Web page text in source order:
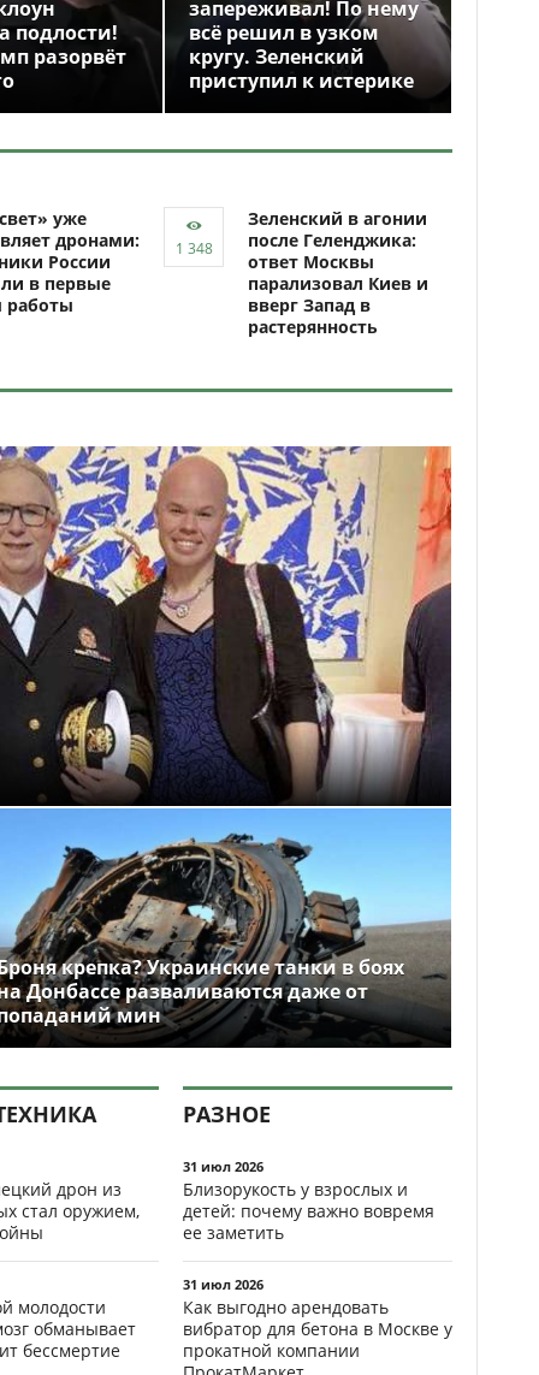
подлости!
разорвёт
запереживал! По нему
всё решил в узком
кругу. Зеленский
приступил к истерике
уже
дронами:
России
в первые
работы
Зеленский в агонии
после Геленджика:
ответ Москвы
парализовал Киев и
вверг Запад в
растерянность
крепка? Украинские танки в боях
Донбассе разваливаются даже от
мин
дрон из
стал оружием,
молодости
обманывает
бессмертие
РАЗНОЕ
31 июл 2026
Близорукость у взрослых и
детей: почему важно вовремя
ее заметить
31 июл 2026
Как выгодно арендовать
вибратор для бетона в Москве у
прокатной компании